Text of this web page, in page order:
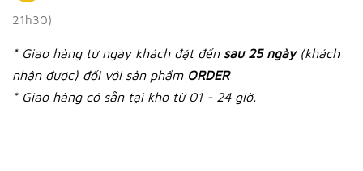
21h30)
* Giao hàng từ ngày khách đặt đến sau 25 ngày (khách
nhận được) đối với sản phẩm ORDER
* Giao hàng có sẵn tại kho từ 01 - 24 giờ.